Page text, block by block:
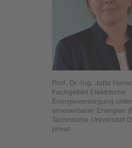
Prof. Dr.-Ing. Jutta
Fachgebiet Elektrische
Energieversorgung
erneuerbarer Energien
Technische Universität
privat